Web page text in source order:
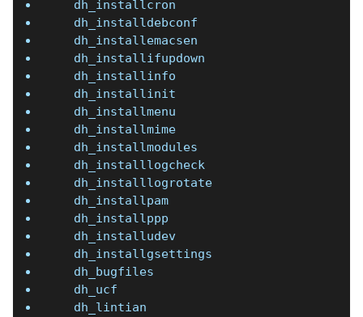
   dh_installcron
   dh_installdebconf
   dh_installemacsen
   dh_installifupdown
   dh_installinfo
   dh_installinit
   dh_installmenu
   dh_installmime
   dh_installmodules
   dh_installlogcheck
   dh_installlogrotate
   dh_installpam
   dh_installppp
   dh_installudev
   dh_installgsettings
   dh_bugfiles
   dh_ucf
   dh_lintian